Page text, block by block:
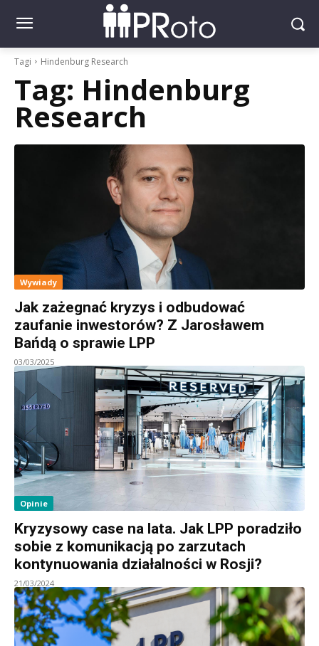
Tagi Hindenburg Research
Tag: Hindenburg
Research
Wywiady
Jak zażegnać kryzys i odbudować
zaufanie inwestorów? Z Jarosławem
Bańdą o sprawie LPP
03/03/2025
Opinie
Kryzysowy case na lata. Jak LPP poradziło
sobie z komunikacją po zarzutach
kontynuowania działalności w Rosji?
21/03/2024